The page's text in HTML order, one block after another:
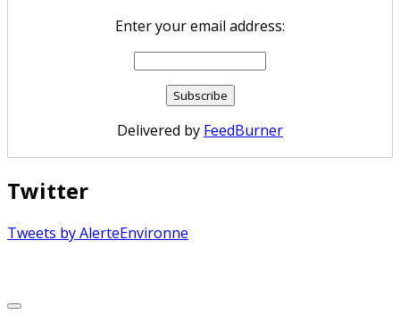
Enter your email address:
Delivered by FeedBurner
Twitter
Tweets by AlerteEnvironne
Scroll